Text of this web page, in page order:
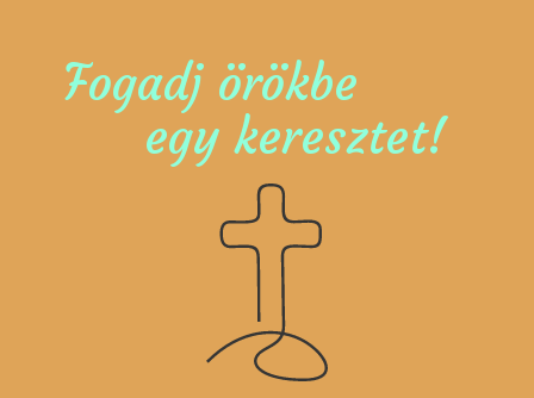
Fogadj örökbe
egy keresztet!